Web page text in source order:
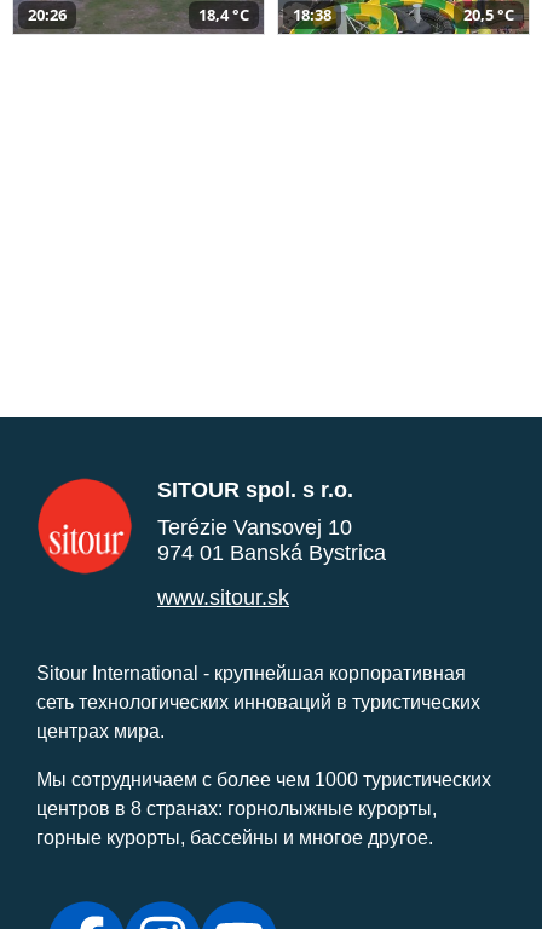
20:26 18,4 °C 18:38 20,5 °C
SITOUR spol. s r.o.
Terézie Vansovej 10
974 01 Banská Bystrica
www.sitour.sk
Sitour International - крупнейшая корпоративная
сеть технологических инноваций в туристических
центрах мира.
Мы сотрудничаем с более чем 1000 туристических
центров в 8 странах: горнолыжные курорты,
горные курорты, бассейны и многое другое.